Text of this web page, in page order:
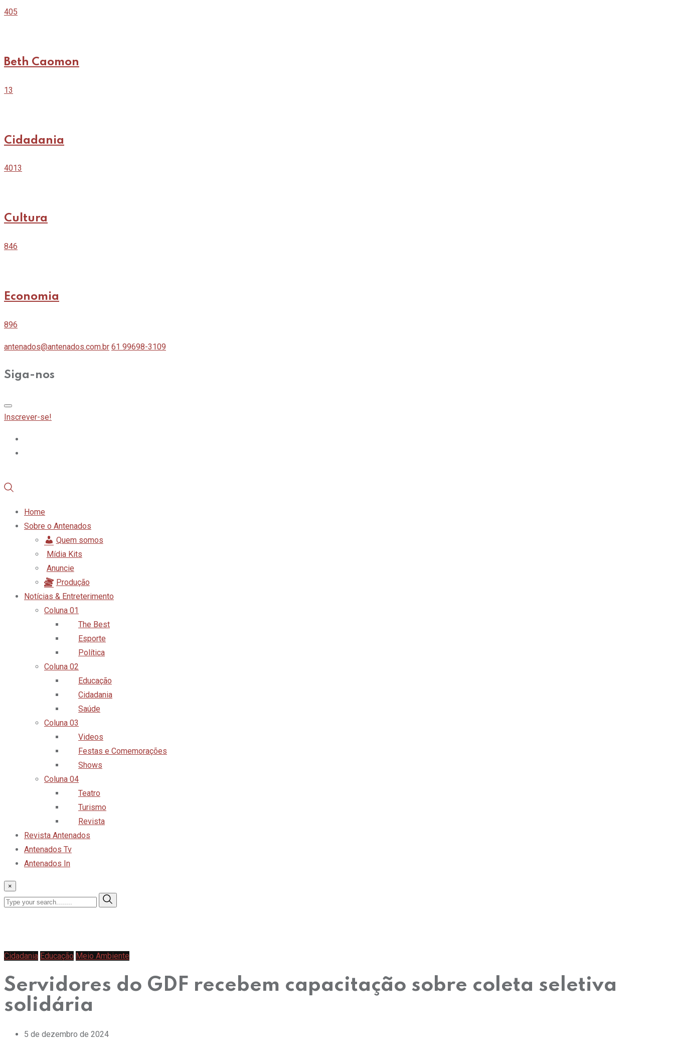
405
Beth Caomon
13
Cidadania
4013
Cultura
846
Economia
896
antenados@antenados.com.br 61 99698-3109
Siga-nos
Inscrever-se!
Home
Sobre o Antenados
Quem somos
Mídia Kits
Anuncie
Produção
Notícias & Entreterimento
Coluna 01
The Best
Esporte
Política
Coluna 02
Educação
Cidadania
Saúde
Coluna 03
Videos
Festas e Comemorações
Shows
Coluna 04
Teatro
Turismo
Revista
Revista Antenados
Antenados Tv
Antenados In
×
Cidadania Educação Meio Ambiente
Servidores do GDF recebem capacitação sobre coleta seletiva
solidária
5 de dezembro de 2024